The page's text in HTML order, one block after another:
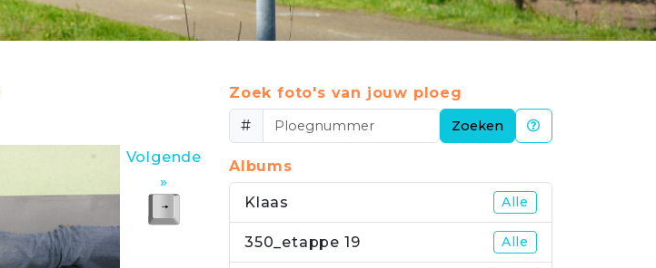
Volgende
»
Zoek foto's van jouw ploeg
#
Zoeken
Albums
Klaas Alle
350_etappe 19 Alle